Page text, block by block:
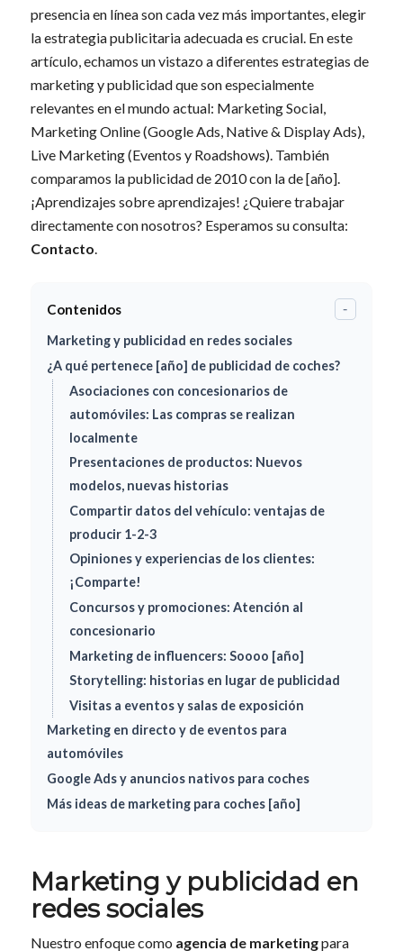
presencia en línea son cada vez más importantes, elegir
la estrategia publicitaria adecuada es crucial. En este
artículo, echamos un vistazo a diferentes estrategias de
marketing y publicidad que son especialmente
relevantes en el mundo actual: Marketing Social,
Marketing Online (Google Ads, Native & Display Ads),
Live Marketing (Eventos y Roadshows). También
comparamos la publicidad de 2010 con la de [año].
¡Aprendizajes sobre aprendizajes! ¿Quiere trabajar
directamente con nosotros? Esperamos su consulta:
Contacto.
Contenidos -
Marketing y publicidad en redes sociales
¿A qué pertenece [año] de publicidad de coches?
Asociaciones con concesionarios de
automóviles: Las compras se realizan
localmente
Presentaciones de productos: Nuevos
modelos, nuevas historias
Compartir datos del vehículo: ventajas de
producir 1-2-3
Opiniones y experiencias de los clientes:
¡Comparte!
Concursos y promociones: Atención al
concesionario
Marketing de influencers: Soooo [año]
Storytelling: historias en lugar de publicidad
Visitas a eventos y salas de exposición
Marketing en directo y de eventos para
automóviles
Google Ads y anuncios nativos para coches
Más ideas de marketing para coches [año]
Marketing y publicidad en
redes sociales
Nuestro enfoque como agencia de marketingpara